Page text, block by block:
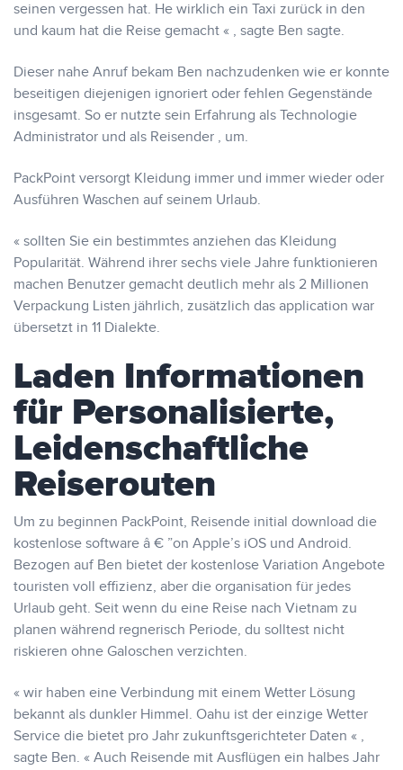
seinen vergessen hat. He wirklich ein Taxi zurück in den
und kaum hat die Reise gemacht « , sagte Ben sagte.
Dieser nahe Anruf bekam Ben nachzudenken wie er konnte
beseitigen diejenigen ignoriert oder fehlen Gegenstände
insgesamt. So er nutzte sein Erfahrung als Technologie
Administrator und als Reisender , um.
PackPoint versorgt Kleidung immer und immer wieder oder
Ausführen Waschen auf seinem Urlaub.
« sollten Sie ein bestimmtes anziehen das Kleidung
Popularität. Während ihrer sechs viele Jahre funktionieren
machen Benutzer gemacht deutlich mehr als 2 Millionen
Verpackung Listen jährlich, zusätzlich das application war
übersetzt in 11 Dialekte.
Laden Informationen
für Personalisierte,
Leidenschaftliche
Reiserouten
Um zu beginnen PackPoint, Reisende initial download die
kostenlose software â € ”on Apple’s iOS und Android.
Bezogen auf Ben bietet der kostenlose Variation Angebote
touristen voll effizienz, aber die organisation für jedes
Urlaub geht. Seit wenn du eine Reise nach Vietnam zu
planen während regnerisch Periode, du solltest nicht
riskieren ohne Galoschen verzichten.
« wir haben eine Verbindung mit einem Wetter Lösung
bekannt als dunkler Himmel. Oahu ist der einzige Wetter
Service die bietet pro Jahr zukunftsgerichteter Daten « ,
sagte Ben. « Auch Reisende mit Ausflügen ein halbes Jahr